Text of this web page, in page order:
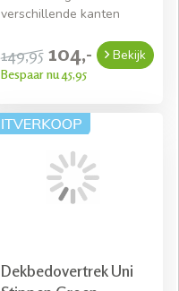
verschillende kanten
149,95 104,-
Bespaar nu 45,95
Bekijk
Dekbedovertrek Uni